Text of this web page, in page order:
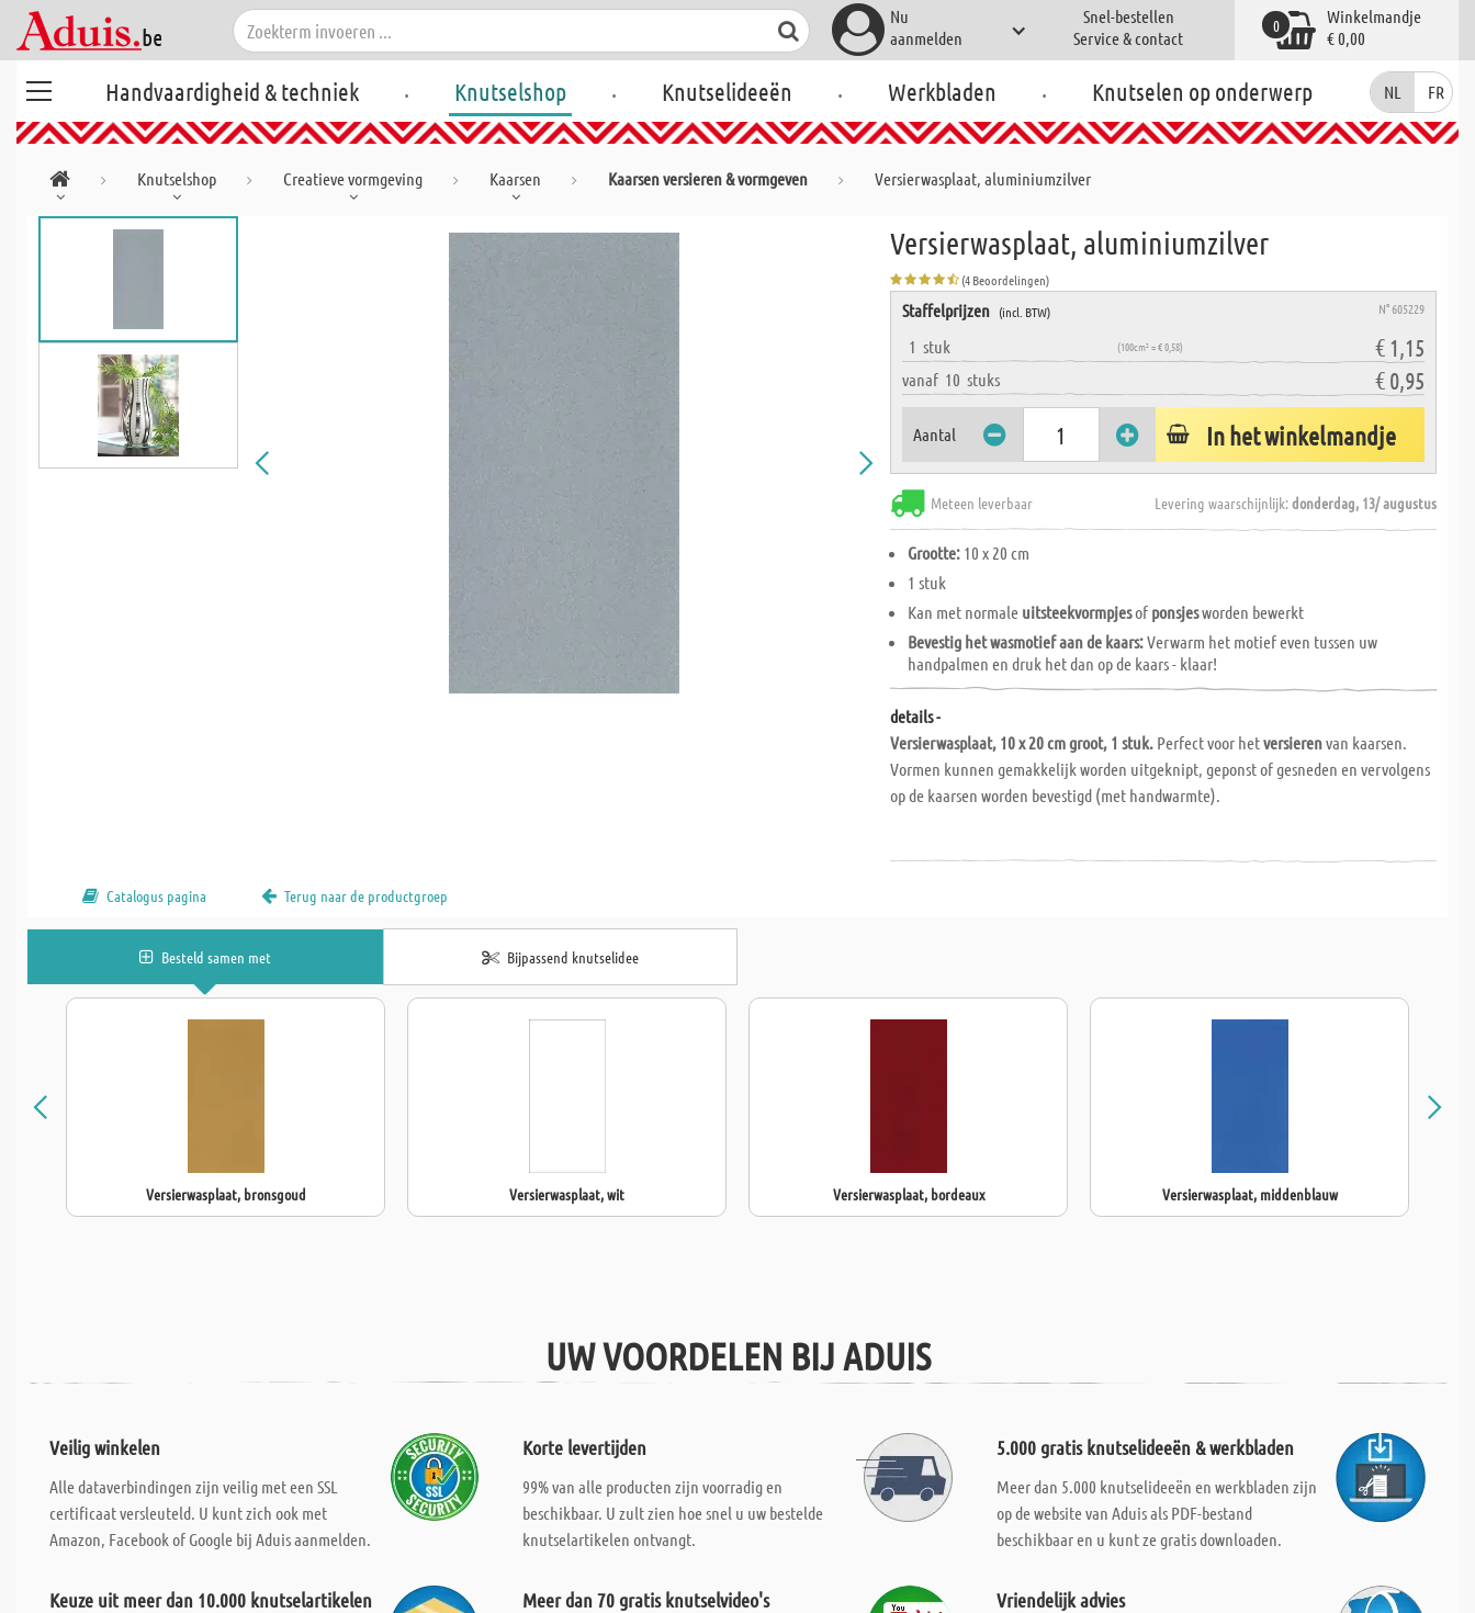
Nu
aanmelden
Snel-bestellen
Service & contact
Winkelmandje
€ 0,00
0
Handvaardigheid & techniek . Knutselshop . Knutselideeën . Werkbladen . Knutselen op onderwerp NL FR
Knutselshop Creatieve vormgeving Kaarsen Kaarsen versieren & vormgeven Versierwasplaat, aluminiumzilver
Versierwasplaat, aluminiumzilver
(4 Beoordelingen)
Staffelprijzen (incl. BTW) N° 605229
1stuk (100cm² = € 0,58) € 1,15
vanaf 10stuks € 0,95
Aantal In het winkelmandje
Meteen leverbaar Levering waarschijnlijk:donderdag, 13/ augustus
Grootte: 10 x 20 cm
1 stuk
Kan met normale uitsteekvormpjesof ponsjesworden bewerkt
Bevestig het wasmotief aan de kaars:Verwarm het motief even tussen uw
handpalmen en druk het dan op de kaars - klaar!
details -
Versierwasplaat, 10 x 20 cm groot, 1 stuk. Perfect voor hetversierenvan kaarsen.
Vormen kunnen gemakkelijk worden uitgeknipt, geponst of gesneden en vervolgens
op de kaarsen worden bevestigd (met handwarmte).
Catalogus pagina Terug naar de productgroep
Besteld samen met Bijpassend knutselidee
Versierwasplaat, bronsgoud Versierwasplaat, wit Versierwasplaat, bordeaux Versierwasplaat, middenblauw
UW VOORDELEN BIJ ADUIS
Veilig winkelen
Alle dataverbindingen zijn veilig met een SSL
certificaat versleuteld. U kunt zich ook met
Amazon, Facebook of Google bij Aduis aanmelden.
Korte levertijden
99% van alle producten zijn voorradig en
beschikbaar. U zult zien hoe snel u uw bestelde
knutselartikelen ontvangt.
5.000 gratis knutselideeën & werkbladen
Meer dan 5.000 knutselideeën en werkbladen zijn
op de website van Aduis als PDF-bestand
beschikbaar en u kunt ze gratis downloaden.
Keuze uit meer dan 10.000 knutselartikelen Meer dan 70 gratis knutselvideo's Vriendelijk advies